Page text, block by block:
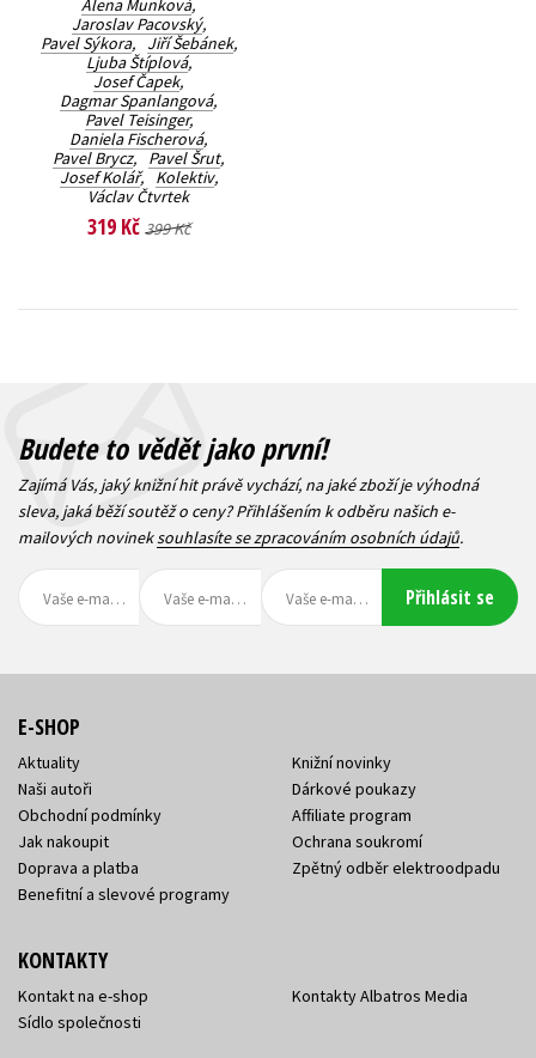
Alena Munková,
Jaroslav Pacovský,
Pavel Sýkora, Jiří Šebánek,
Ljuba Štíplová,
Josef Čapek,
Dagmar Spanlangová,
Pavel Teisinger,
Daniela Fischerová,
Pavel Brycz, Pavel Šrut,
Josef Kolář, Kolektiv,
Václav Čtvrtek
319 Kč 399 Kč
Budete to vědět jako první!
Zajímá Vás, jaký knižní hit právě vychází, na jaké zboží je výhodná
sleva, jaká běží soutěž o ceny? Přihlášením k odběru našich e-
mailových novineksouhlasíte se zpracováním osobních údajů.
Přihlásit se
E-SHOP
Aktuality
Naši autoři
Obchodní podmínky
Jak nakoupit
Doprava a platba
Benefitní a slevové programy
Knižní novinky
Dárkové poukazy
Affiliate program
Ochrana soukromí
Zpětný odběr elektroodpadu
KONTAKTY
Kontakt na e-shop
Sídlo společnosti
Kontakty Albatros Media